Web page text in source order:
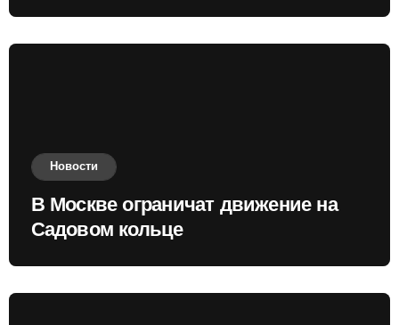
Новости
В Москве ограничат движение на
Садовом кольце